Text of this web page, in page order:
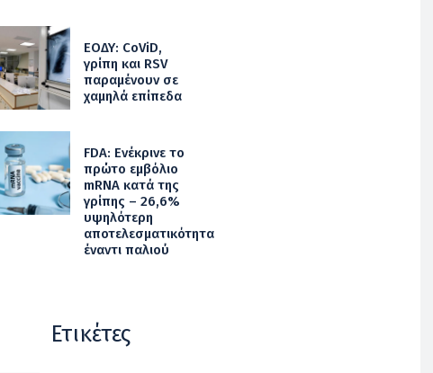
ΕΟΔΥ: CoViD,
γρίπη και RSV
παραμένουν σε
χαμηλά επίπεδα
FDA: Ενέκρινε το
πρώτο εμβόλιο
mRNA κατά της
γρίπης – 26,6%
υψηλότερη
αποτελεσματικότητα
έναντι παλιού
Ετικέτες